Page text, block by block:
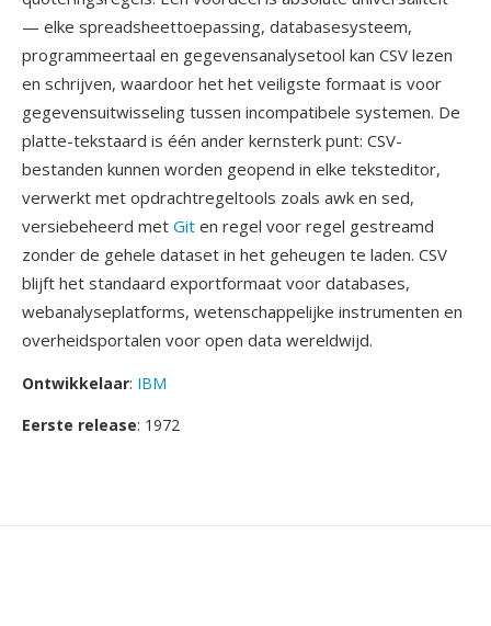
— elke spreadsheettoepassing, databasesysteem,
programmeertaal en gegevensanalysetool kan CSV lezen
en schrijven, waardoor het het veiligste formaat is voor
gegevensuitwisseling tussen incompatibele systemen. De
platte-tekstaard is één ander kernsterk punt: CSV-
bestanden kunnen worden geopend in elke teksteditor,
verwerkt met opdrachtregeltools zoals awk en sed,
versiebeheerd met Git en regel voor regel gestreamd
zonder de gehele dataset in het geheugen te laden. CSV
blijft het standaard exportformaat voor databases,
webanalyseplatforms, wetenschappelijke instrumenten en
overheidsportalen voor open data wereldwijd.
Ontwikkelaar: IBM
Eerste release: 1972